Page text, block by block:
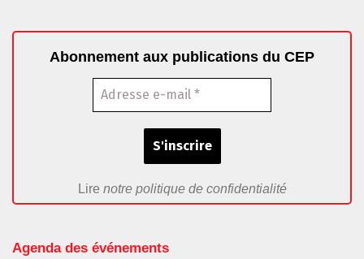
Abonnement aux publications du CEP
Lire notre politique de confidentialité
Agenda des événements